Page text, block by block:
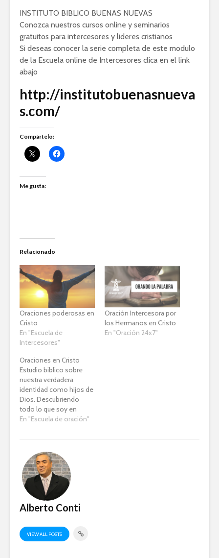
INSTITUTO BIBLICO BUENAS NUEVAS
Conozca nuestros cursos online y seminarios
gratuitos para intercesores y lideres cristianos
Si deseas conocer la serie completa de este modulo
de la Escuela online de Intercesores clica en el link
abajo
http://institutobuenasnueva
s.com/
Compártelo:
Me gusta:
Relacionado
Oraciones poderosas en
Cristo
En "Escuela de
Intercesores"
Oración Intercesora por
los Hermanos en Cristo
En "Oración 24x7"
Oraciones en Cristo
Estudio biblico sobre
nuestra verdadera
identidad como hijos de
Dios. Descubriendo
todo lo que soy en
Cristo En Cristo soy
En "Escuela de oración"
Alberto Conti
VIEW ALL POSTS